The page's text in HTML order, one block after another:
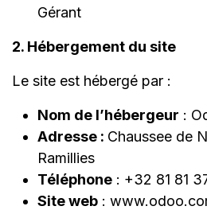
Gérant
2. Hébergement du site
Le site est hébergé par :
Nom de l’hébergeur :
Adresse : Chaussee de
Ramillies
Téléphone : +32 81 81
Site web :